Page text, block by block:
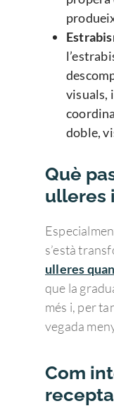
visuals,
doble,
Què
ulleres
s’està
ulleres
que la
més i, per
vegada
Com